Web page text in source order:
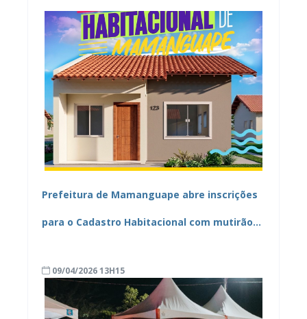
Prefeitura de Mamanguape abre inscrições
para o Cadastro Habitacional com mutirão
09/04/2026 13H15